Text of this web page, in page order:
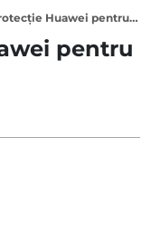
Huawei pentru P Smart, Negru
pentru